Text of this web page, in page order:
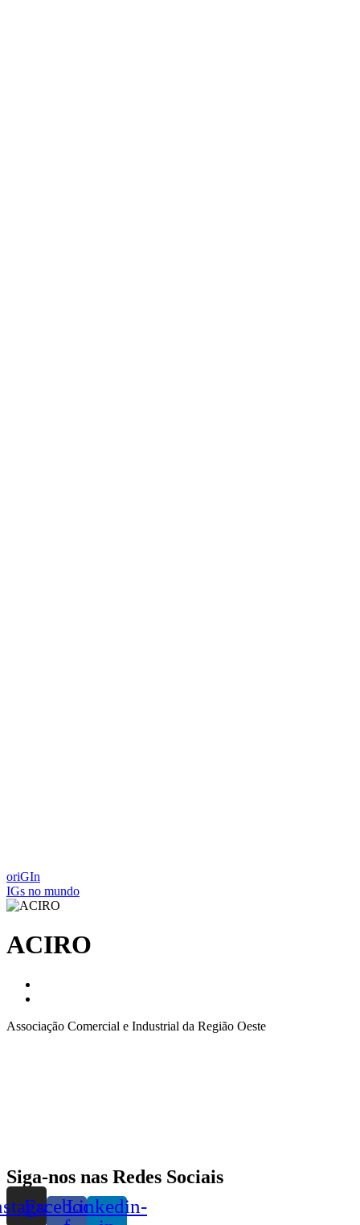
oriGIn
IGs no mundo
ACIRO
Associação Comercial e Industrial da Região Oeste
Siga-nos nas Redes Sociais
Facebook-
Linkedin-